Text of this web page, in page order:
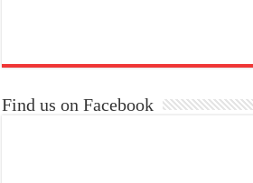
Find us on Facebook